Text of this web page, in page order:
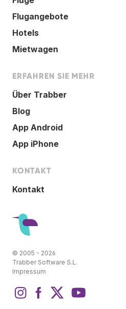
Flugangebote
Hotels
Mietwagen
ERFAHREN SIE MEHR
Über Trabber
Blog
App Android
App iPhone
KONTAKT
Kontakt
© 2005 - 2026
Trabber Software S.L.
Impressum